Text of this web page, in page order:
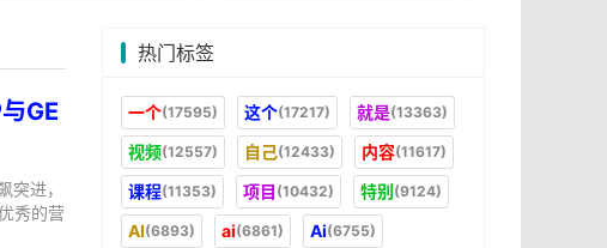
GE
进，
秀的营
热门标签
一个(17595) 这个(17217) 就是(13363)
视频(12557) 自己(12433) 内容(11617)
课程(11353) 项目 (10432) 特别(9124)
AI(6893) ai(6861) Ai(6755)